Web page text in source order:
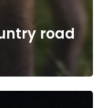
road